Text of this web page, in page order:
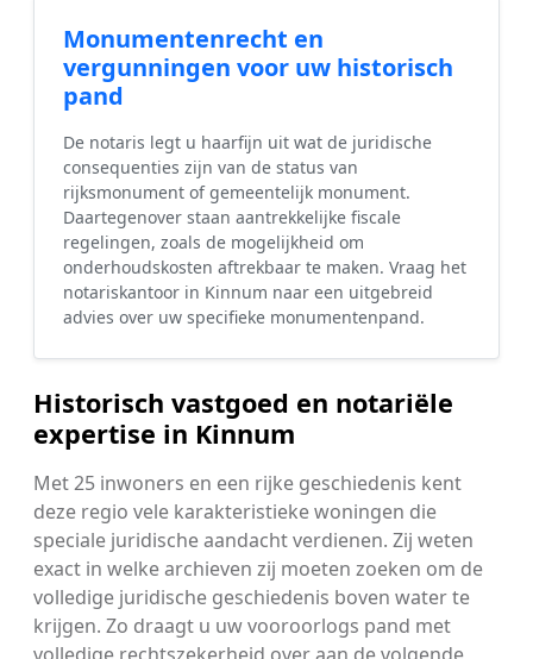
Monumentenrecht en
vergunningen voor uw historisch
pand
De notaris legt u haarfijn uit wat de juridische
consequenties zijn van de status van
rijksmonument of gemeentelijk monument.
Daartegenover staan aantrekkelijke fiscale
regelingen, zoals de mogelijkheid om
onderhoudskosten aftrekbaar te maken. Vraag het
notariskantoor in Kinnum naar een uitgebreid
advies over uw specifieke monumentenpand.
Historisch vastgoed en notariële
expertise in Kinnum
Met 25 inwoners en een rijke geschiedenis kent
deze regio vele karakteristieke woningen die
speciale juridische aandacht verdienen. Zij weten
exact in welke archieven zij moeten zoeken om de
volledige juridische geschiedenis boven water te
krijgen. Zo draagt u uw vooroorlogs pand met